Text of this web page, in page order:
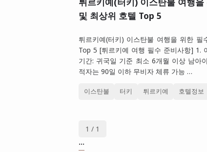
및 최상위 호텔 Top 5
튀르키예(터키) 이스탄불 여행을 위한 필
Top 5 [튀르키예 여행 필수 준비사항] 1.
기간: 귀국일 기준 최소 6개월 이상 남아
적자는 90일 이하 무비자 체류 가능 …
이스탄불 터키 튀르키예 호텔정보
1 / 1
...